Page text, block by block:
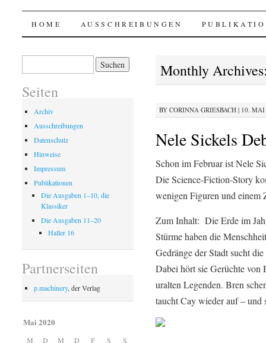
Haller @ p.machinery
SKIP
CONTENT
HOME AUSSCHREIBUNGEN
Monthly
BY CORINNA GRIESBACH| 10. MAI
Nele Sickels
Schon im Februar ist Nele
Die Science-Fiction-Story
wenigen Figuren und einem
Zum Inhalt: Die Erde im
Stürme haben die
Gedränge der Stadt sucht
Dabei hört sie Gerüchte von
uralten Legenden. Bren
taucht Cay wieder auf – und
Seiten
Archiv
Ausschreibungen
Datenschutz
Hinweise
Impressum
Publikationen
Die Ausgaben 1–10, die
Klassiker
Die Ausgaben 11–20
Haller 16
Partnerseiten
p.machinery, der Verlag
Mai 2020
M D M D F S
S